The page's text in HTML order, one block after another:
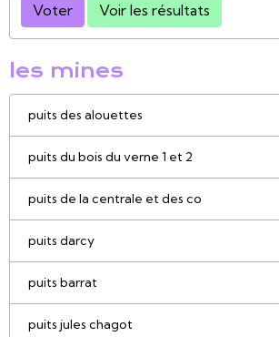
Voter Voir les résultats
les mines
puits des alouettes
puits du bois du verne 1 et 2
puits de la centrale et des co
puits darcy
puits barrat
puits jules chagot